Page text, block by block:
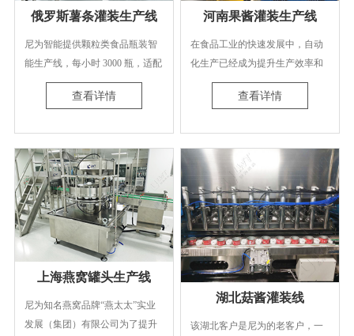
俄罗斯薯条灌装生产线
尼为智能提供颗粒类食品瓶装智
能生产线，每小时 3000 瓶，适配
薯条坚果等，含称重灌装、封口
压盖、贴标全程自动化。
查看详情
河南果酱灌装生产线
在食品工业的快速发展中，自动
化生产已经成为提升生产效率和
企业竞争力的关键。尼为科技完
成了一项果酱生产线的整线规划
缠绕等全流程的高度自动化，显
著提高了生产能力和效率。
查看详情
上海燕窝罐头生产线
尼为知名燕窝品牌“燕太太”实业
发展（集团）有限公司为了提升
湖北菇酱灌装线
该湖北客户是尼为的老客户，一